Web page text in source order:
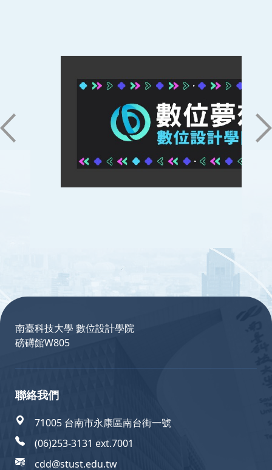
南臺科技大學 數位設計學院
磅礡館W805
聯絡我們
71005 台南市永康區南台街一號
(06)253-3131 ext.7001
cdd@stust.edu.tw